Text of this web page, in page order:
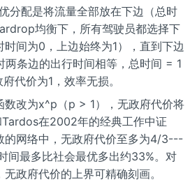
分配是将流量全部放在下边（总时
均衡下，所有驾驶员都选择下
间为0，上边始终为1），直到下边
条边的出行时间相等，总时间 = 1
代价为1，效率无损。
数改为x^p（p > 1），无政府代价将
在2002年的经典工作中证
的网络中，无政府代价至多为4/3---
间最多比社会最优多出约33%。对
政府代价的上界可精确刻画。